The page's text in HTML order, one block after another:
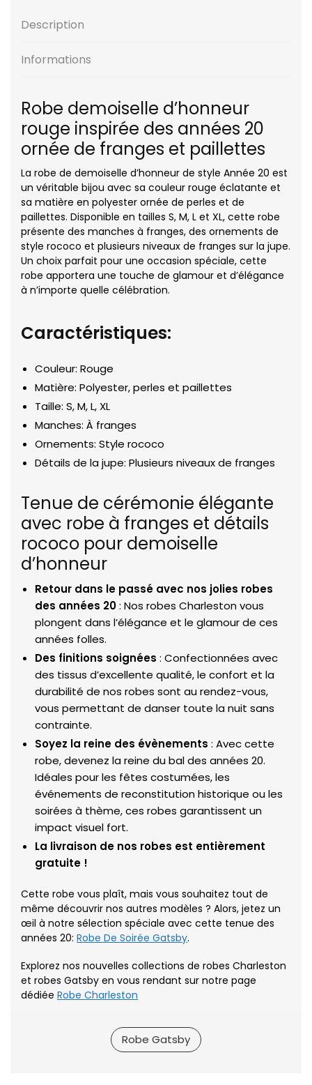
Description
Informations
Robe demoiselle d’honneur
rouge inspirée des années 20
ornée de franges et paillettes
La robe de demoiselle d’honneur de style Année 20 est
un véritable bijou avec sa couleur rouge éclatante et
sa matière en polyester ornée de perles et de
paillettes. Disponible en tailles S, M, L et XL, cette robe
présente des manches à franges, des ornements de
style rococo et plusieurs niveaux de franges sur la jupe.
Un choix parfait pour une occasion spéciale, cette
robe apportera une touche de glamour et d’élégance
à n’importe quelle célébration.
Caractéristiques:
Couleur: Rouge
Matière: Polyester, perles et paillettes
Taille: S, M, L, XL
Manches: À franges
Ornements: Style rococo
Détails de la jupe: Plusieurs niveaux de franges
Tenue de cérémonie élégante
avec robe à franges et détails
rococo pour demoiselle
d’honneur
Retour dans le passé avec nos jolies robes
des années 20: Nos robes Charleston vous
plongent dans l’élégance et le glamour de ces
années folles.
Des finitions soignées : Confectionnées avec
des tissus d’excellente qualité, le confort et la
durabilité de nos robes sont au rendez-vous,
vous permettant de danser toute la nuit sans
contrainte.
Soyez la reine des évènements : Avec cette
robe, devenez la reine du bal des années 20.
Idéales pour les fêtes costumées, les
événements de reconstitution historique ou les
soirées à thème, ces robes garantissent un
impact visuel fort.
La livraison de nos robes est entièrement
gratuite !
Cette robe vous plaît, mais vous souhaitez tout de
même découvrir nos autres modèles ? Alors, jetez un
œil à notre sélection spéciale avec cette tenue des
années 20: Robe De Soirée Gatsby.
Explorez nos nouvelles collections de robes Charleston
et robes Gatsby en vous rendant sur notre page
dédiée Robe Charleston
Robe Gatsby